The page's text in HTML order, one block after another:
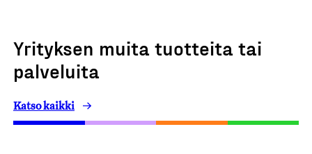
Yrityksen muita tuotteita tai
palveluita
Katso kaikki